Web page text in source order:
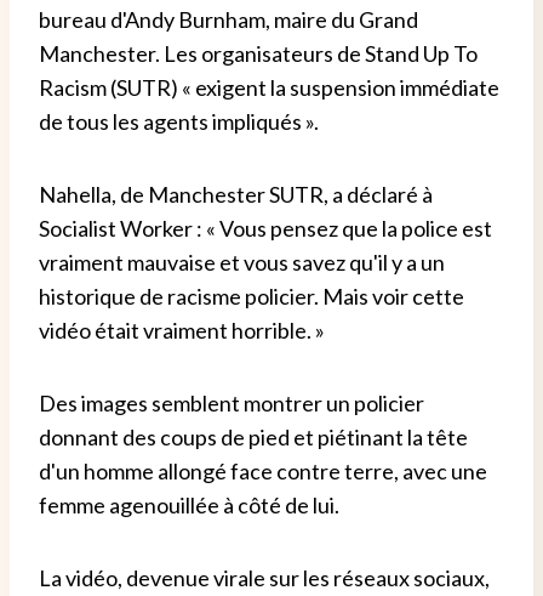
bureau d'Andy Burnham, maire du Grand
Manchester. Les organisateurs de Stand Up To
Racism (SUTR) « exigent la suspension immédiate
de tous les agents impliqués ».
Nahella, de Manchester SUTR, a déclaré à
Socialist Worker : « Vous pensez que la police est
vraiment mauvaise et vous savez qu'il y a un
historique de racisme policier. Mais voir cette
vidéo était vraiment horrible. »
Des images semblent montrer un policier
donnant des coups de pied et piétinant la tête
d'un homme allongé face contre terre, avec une
femme agenouillée à côté de lui.
La vidéo, devenue virale sur les réseaux sociaux,